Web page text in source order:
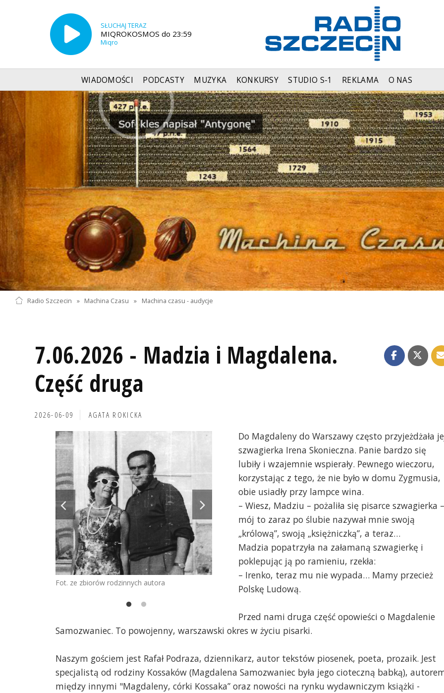
SŁUCHAJ TERAZ
MIQROKOSMOS do 23:59
Miqro
WIADOMOŚCI PODCASTY MUZYKA KONKURSY STUDIO S-1 REKLAMA O NAS
Radio Szczecin » Machina Czasu » Machina czasu - audycje
7.06.2026 - Madzia i Magdalena.
Część druga
2026-06-09 AGATA ROKICKA
Fot. ze zbiorów rodzinnych autora Fot. ze zbiorów
Do Magdaleny do Warszawy często przyjeżdżała
szwagierka Irena Skonieczna. Panie bardzo się
lubiły i wzajemnie wspierały. Pewnego wieczoru,
korzystając z tego, że nie było w domu Zygmusia,
obie usiadły przy lampce wina.
– Wiesz, Madziu – pożaliła się pisarce szwagierka –
mój to zaraz po ślubie nazywał mnie swoją
„królową”, swoją „księżniczką”, a teraz…
Madzia popatrzyła na załamaną szwagierkę i
poklepując ją po ramieniu, rzekła:
– Irenko, teraz mu nie wypada… Mamy przecież
Polskę Ludową.
Przed nami druga część opowieści o Magdalenie
Samozwaniec. To powojenny, warszawski okres w życiu pisarki.
Naszym gościem jest Rafał Podraza, dziennikarz, autor tekstów piosenek, poeta, prozaik. Jest
specjalistą od rodziny Kossaków (Magdalena Samozwaniec była jego cioteczną babką),
między innymi "Magdaleny, córki Kossaka” oraz nowości na rynku wydawniczym książki -